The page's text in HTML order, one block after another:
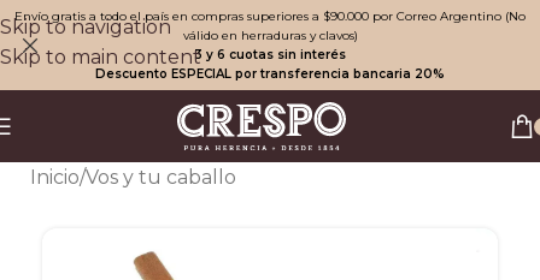
Skip to navigation
Skip to main content
Envío gratis a todo el país en compras superiores a $90.000 por Correo Argentino (No
válido en herraduras y clavos)
3 y 6 cuotas sin interés
Descuento ESPECIAL por transferencia bancaria 20%
Inicio/Vos y tu caballo